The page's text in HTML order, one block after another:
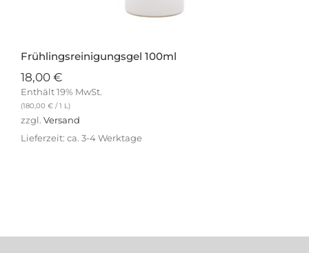
Frühlingsreinigungsgel 100ml
18,00 €
Enthält 19% MwSt.
(180,00 € / 1 L)
zzgl. Versand
Lieferzeit: ca. 3-4 Werktage